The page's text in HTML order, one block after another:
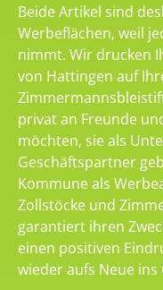
Beide Artikel sind
Werbeflächen, weil
nimmt. Wir drucken
von Hattingen auf
privat an Freunde
möchten, sie als
Geschäftspartner
Kommune als
Zollstöcke und
garantiert ihren
einen positiven
wieder aufs Neue